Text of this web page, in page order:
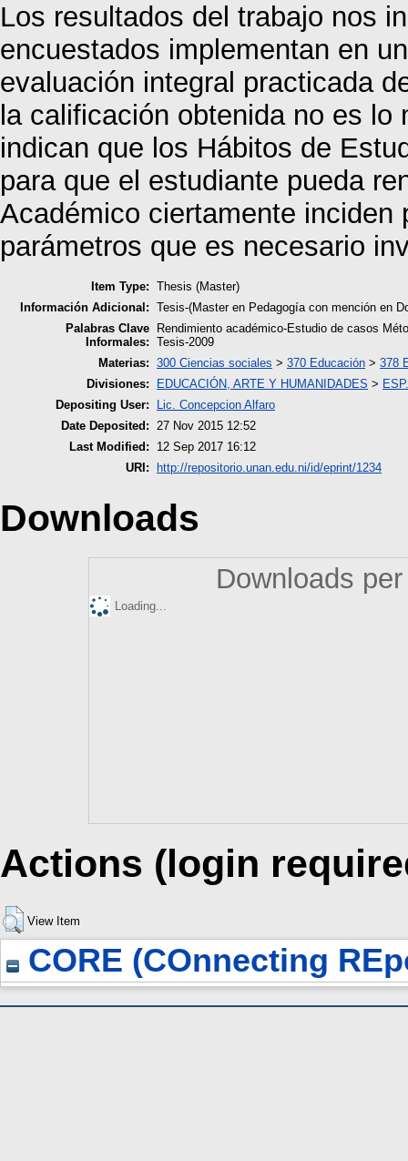
Los resultados del trabajo nos
encuestados implementan en
evaluación integral practicada
la calificación obtenida no es
indican que los Hábitos de
para que el estudiante pueda
Académico ciertamente
parámetros que es necesario
Item Type: Thesis (Master)
Información Adicional: Tesis-(Master en Pedagogía con mención en
Palabras Clave
Informales:
Rendimiento académico-Estudio de casos
Tesis-2009
Materias: 300 Ciencias sociales > 370 Educación > 378
Divisiones:
EDUCACIÓN, ARTE Y HUMANIDADES >
Depositing User:
Lic. Concepcion Alfaro
Date Deposited: 27 Nov 2015 12:52
Last Modified:
12 Sep 2017 16:12
URI:
http://repositorio.unan.edu.ni/id/eprint/1234
Downloads
Downloads
Loading...
Actions (login
View Item
CORE (COnnecting